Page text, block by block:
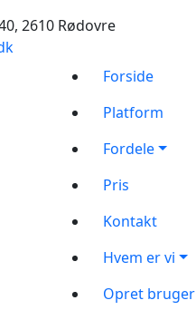
2610 Rødovre
Forside
Platform
Fordele
Pris
Kontakt
Hvem er vi
Opret bruger